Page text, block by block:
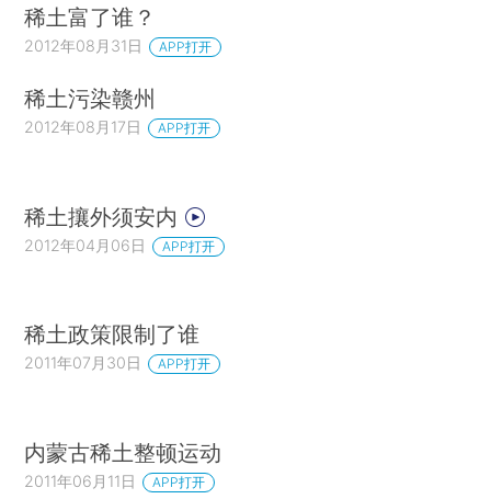
稀土富了谁？
2012年08月31日 APP打开
稀土污染赣州
2012年08月17日 APP打开
稀土攘外须安内
2012年04月06日 APP打开
稀土政策限制了谁
2011年07月30日 APP打开
内蒙古稀土整顿运动
2011年06月11日 APP打开